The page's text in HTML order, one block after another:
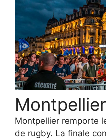
Montpellier remporte
de rugby. La finale